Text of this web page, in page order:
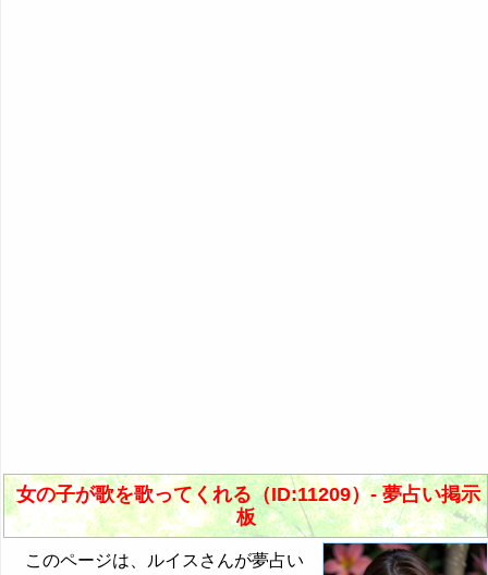
女の子が歌を歌ってくれる（ID:11209）- 夢占い掲示
板
このページは、ルイスさんが夢占い